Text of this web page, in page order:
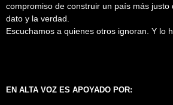
compromiso de construir un país más justo
dato y la verdad.
Escuchamos a quienes otros ignoran. Y lo
EN ALTA VOZ ES APOYADO POR: